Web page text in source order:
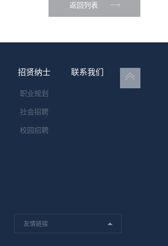
返回列表
招贤纳士
职业规划
社会招聘
校园招聘
联系我们
友情链接